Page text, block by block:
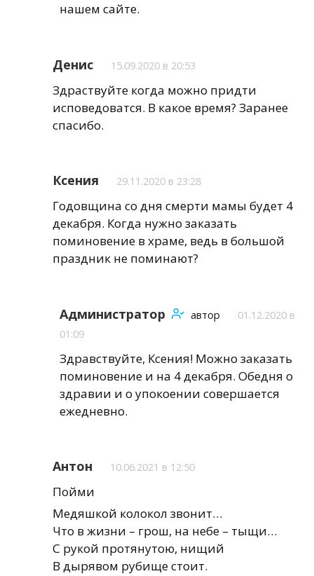
нашем сайте.
Денис 15.09.2020 в 20:53
Здраствуйте когда можно придти
исповедоватся. В какое время? Заранее
спасибо.
Ксения 29.11.2020 в 23:28
Годовщина со дня смерти мамы будет 4
декабря. Когда нужно заказать
поминовение в храме, ведь в большой
праздник не поминают?
Администратор автор
01.12.2020 в
01:09
Здравствуйте, Ксения! Можно заказать
поминовение и на 4 декабря. Обедня о
здравии и о упокоении совершается
ежедневно.
Антон 10.06.2021 в 12:50
Пойми
Медяшкой колокол звонит…
Что в жизни – грош, на небе – тыщи…
С рукой протянутою, нищий
В дырявом рубище стоит.